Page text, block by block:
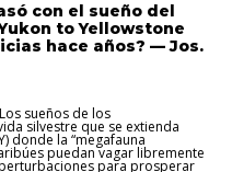
con el sueño del
to Yellowstone
hace años? — Jos.
sueños de los
silvestre que se extienda
donde la “megafauna
puedan vagar libremente
para prosperar